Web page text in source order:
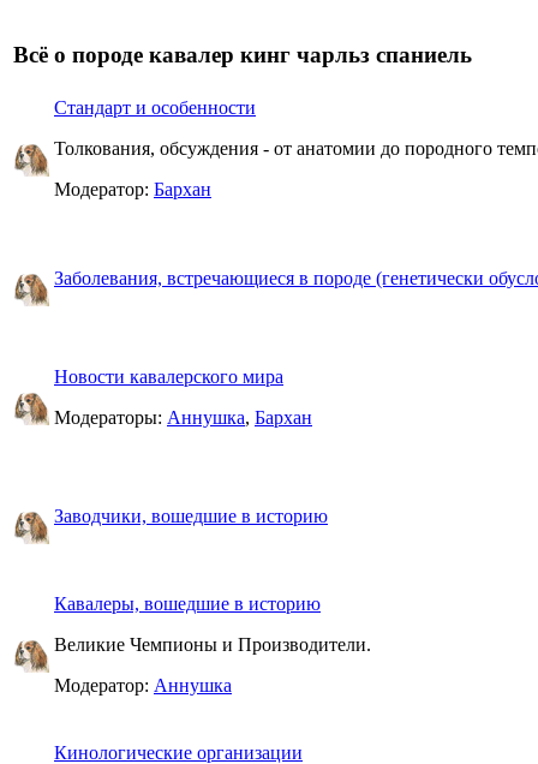
Всё о породе кавалер кинг чарльз спаниель
Стандарт и особенности
Толкования, обсуждения - от анатомии до породного
Модератор: Бархан
Заболевания, встречающиеся в породе (генетически
Новости кавалерского мира
Модераторы: Аннушка, Бархан
Заводчики, вошедшие в историю
Кавалеры, вошедшие в историю
Великие Чемпионы и Производители.
Модератор: Аннушка
Кинологические организации